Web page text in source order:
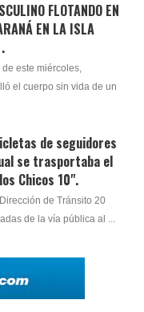
FLOTANDO EN
EN LA ISLA
este miércoles,
el cuerpo sin vida de un
de seguidores
se trasportaba el
Chicos 10".
de Tránsito 20
de la vía pública al ...